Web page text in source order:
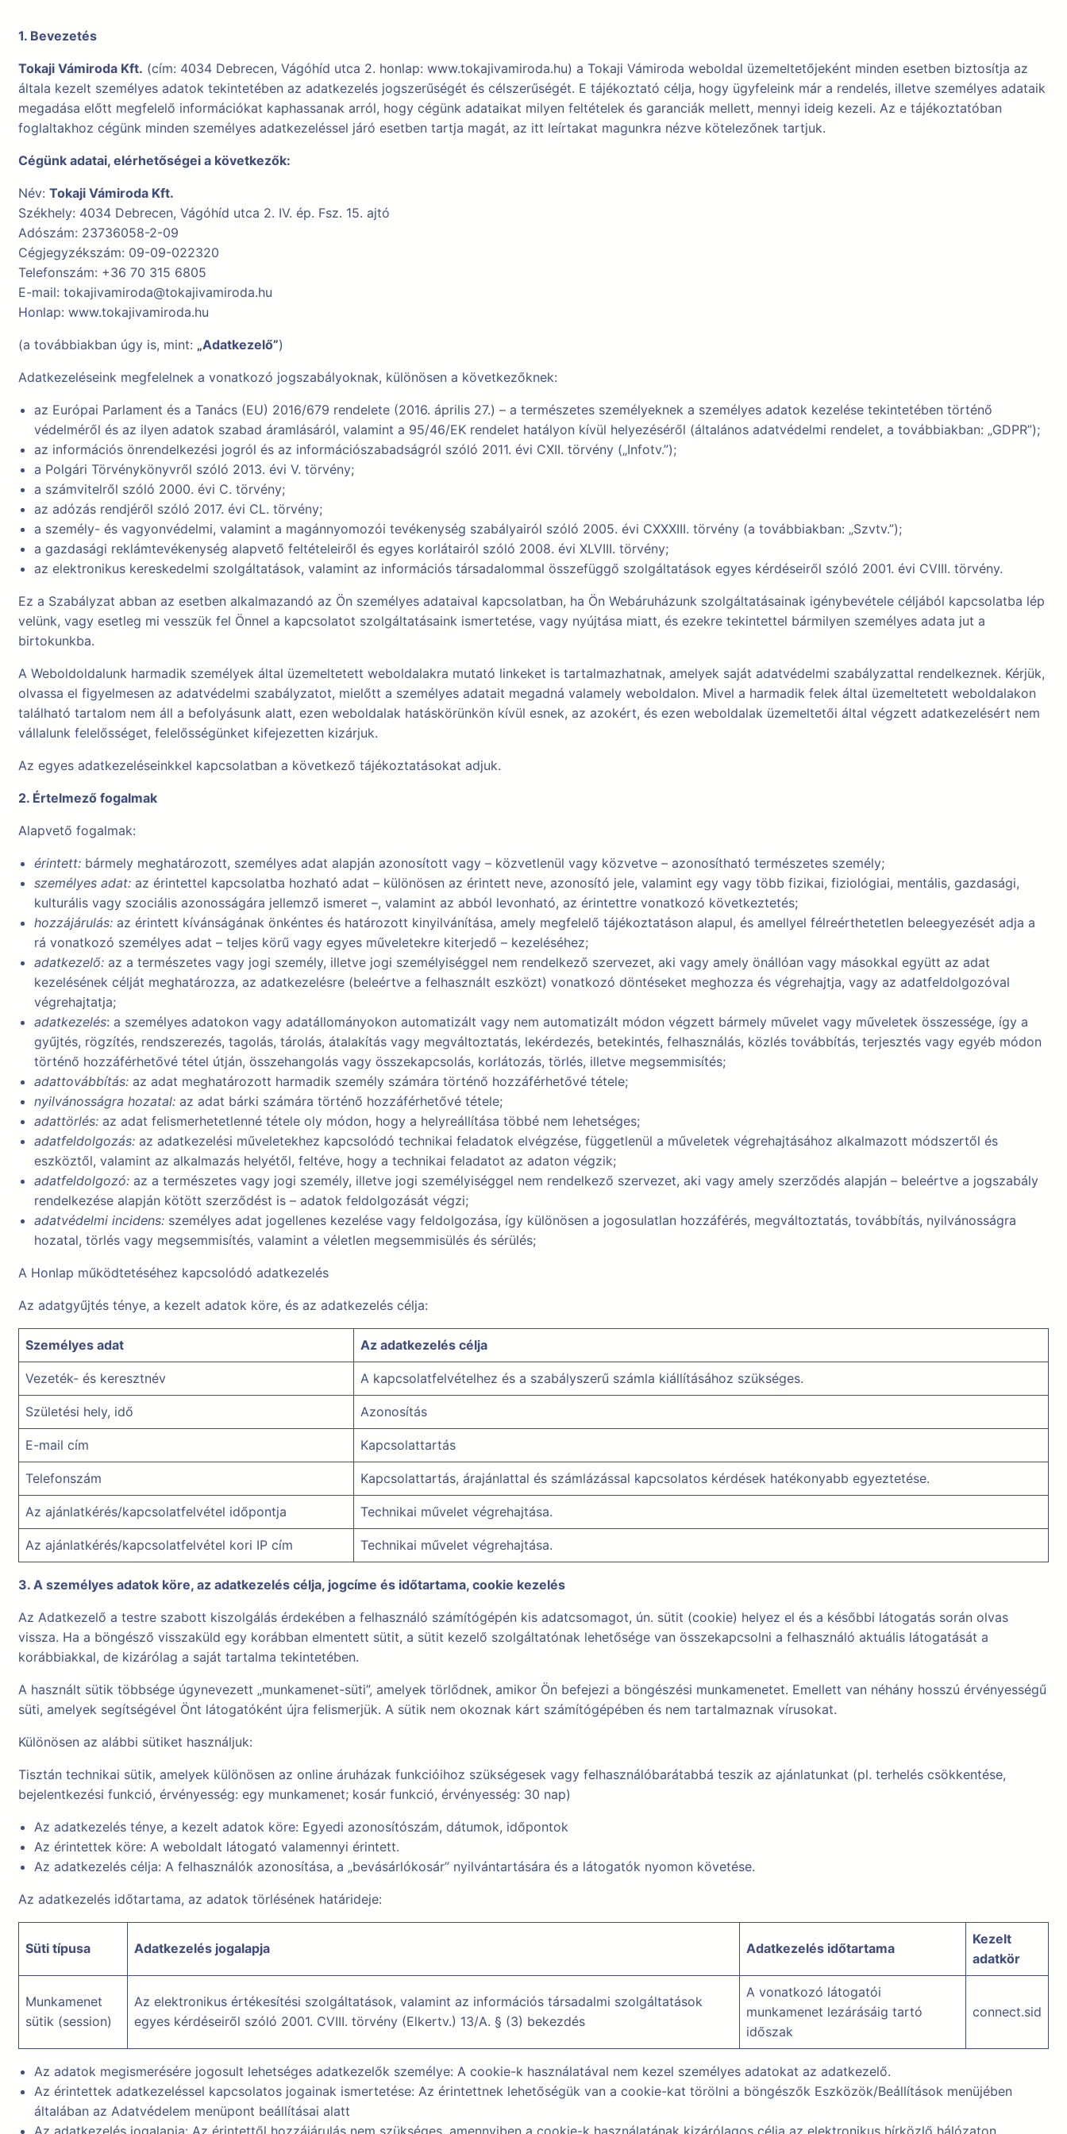
1. Bevezetés
Tokaji Vámiroda Kft. (cím: 4034 Debrecen, Vágóhíd utca 2. honlap: www.tokajivamiroda.hu) a Tokaji Vámiroda weboldal üzemeltetőjeként minden esetben biztosítja az
általa kezelt személyes adatok tekintetében az adatkezelés jogszerűségét és célszerűségét. E tájékoztató célja, hogy ügyfeleink már a rendelés, illetve személyes adataik
megadása előtt megfelelő információkat kaphassanak arról, hogy cégünk adataikat milyen feltételek és garanciák mellett, mennyi ideig kezeli. Az e tájékoztatóban
foglaltakhoz cégünk minden személyes adatkezeléssel járó esetben tartja magát, az itt leírtakat magunkra nézve kötelezőnek tartjuk.
Cégünk adatai, elérhetőségei a következők:
Név: Tokaji Vámiroda Kft.
Székhely: 4034 Debrecen, Vágóhíd utca 2. IV. ép. Fsz. 15. ajtó
Adószám: 23736058-2-09
Cégjegyzékszám: 09-09-022320
Telefonszám: +36 70 315 6805
E-mail: tokajivamiroda@tokajivamiroda.hu
Honlap: www.tokajivamiroda.hu
(a továbbiakban úgy is, mint: „Adatkezelő”)
Adatkezeléseink megfelelnek a vonatkozó jogszabályoknak, különösen a következőknek:
az Európai Parlament és a Tanács (EU) 2016/679 rendelete (2016. április 27.) – a természetes személyeknek a személyes adatok kezelése tekintetében történő
védelméről és az ilyen adatok szabad áramlásáról, valamint a 95/46/EK rendelet hatályon kívül helyezéséről (általános adatvédelmi rendelet, a továbbiakban: „GDPR”);
az információs önrendelkezési jogról és az információszabadságról szóló 2011. évi CXII. törvény („Infotv.”);
a Polgári Törvénykönyvről szóló 2013. évi V. törvény;
a számvitelről szóló 2000. évi C. törvény;
az adózás rendjéről szóló 2017. évi CL. törvény;
a személy- és vagyonvédelmi, valamint a magánnyomozói tevékenység szabályairól szóló 2005. évi CXXXIII. törvény (a továbbiakban: „Szvtv.”);
a gazdasági reklámtevékenység alapvető feltételeiről és egyes korlátairól szóló 2008. évi XLVIII. törvény;
az elektronikus kereskedelmi szolgáltatások, valamint az információs társadalommal összefüggő szolgáltatások egyes kérdéseiről szóló 2001. évi CVIII. törvény.
Ez a Szabályzat abban az esetben alkalmazandó az Ön személyes adataival kapcsolatban, ha Ön Webáruházunk szolgáltatásainak igénybevétele céljából kapcsolatba lép
velünk, vagy esetleg mi vesszük fel Önnel a kapcsolatot szolgáltatásaink ismertetése, vagy nyújtása miatt, és ezekre tekintettel bármilyen személyes adata jut a
birtokunkba.
A Weboldoldalunk harmadik személyek által üzemeltetett weboldalakra mutató linkeket is tartalmazhatnak, amelyek saját adatvédelmi szabályzattal rendelkeznek. Kérjük,
olvassa el figyelmesen az adatvédelmi szabályzatot, mielőtt a személyes adatait megadná valamely weboldalon. Mivel a harmadik felek által üzemeltetett weboldalakon
található tartalom nem áll a befolyásunk alatt, ezen weboldalak hatáskörünkön kívül esnek, az azokért, és ezen weboldalak üzemeltetői által végzett adatkezelésért nem
vállalunk felelősséget, felelősségünket kifejezetten kizárjuk.
Az egyes adatkezeléseinkkel kapcsolatban a következő tájékoztatásokat adjuk.
2. Értelmező fogalmak
Alapvető fogalmak:
érintett: bármely meghatározott, személyes adat alapján azonosított vagy – közvetlenül vagy közvetve – azonosítható természetes személy;
személyes adat: az érintettel kapcsolatba hozható adat – különösen az érintett neve, azonosító jele, valamint egy vagy több fizikai, fiziológiai, mentális, gazdasági,
kulturális vagy szociális azonosságára jellemző ismeret –, valamint az abból levonható, az érintettre vonatkozó következtetés;
hozzájárulás: az érintett kívánságának önkéntes és határozott kinyilvánítása, amely megfelelő tájékoztatáson alapul, és amellyel félreérthetetlen beleegyezését adja a
rá vonatkozó személyes adat – teljes körű vagy egyes műveletekre kiterjedő – kezeléséhez;
adatkezelő: az a természetes vagy jogi személy, illetve jogi személyiséggel nem rendelkező szervezet, aki vagy amely önállóan vagy másokkal együtt az adat
kezelésének célját meghatározza, az adatkezelésre (beleértve a felhasznált eszközt) vonatkozó döntéseket meghozza és végrehajtja, vagy az adatfeldolgozóval
végrehajtatja;
adatkezelés: a személyes adatokon vagy adatállományokon automatizált vagy nem automatizált módon végzett bármely művelet vagy műveletek összessége, így a
gyűjtés, rögzítés, rendszerezés, tagolás, tárolás, átalakítás vagy megváltoztatás, lekérdezés, betekintés, felhasználás, közlés továbbítás, terjesztés vagy egyéb módon
történő hozzáférhetővé tétel útján, összehangolás vagy összekapcsolás, korlátozás, törlés, illetve megsemmisítés;
adattovábbítás: az adat meghatározott harmadik személy számára történő hozzáférhetővé tétele;
nyilvánosságra hozatal: az adat bárki számára történő hozzáférhetővé tétele;
adattörlés: az adat felismerhetetlenné tétele oly módon, hogy a helyreállítása többé nem lehetséges;
adatfeldolgozás: az adatkezelési műveletekhez kapcsolódó technikai feladatok elvégzése, függetlenül a műveletek végrehajtásához alkalmazott módszertől és
eszköztől, valamint az alkalmazás helyétől, feltéve, hogy a technikai feladatot az adaton végzik;
adatfeldolgozó: az a természetes vagy jogi személy, illetve jogi személyiséggel nem rendelkező szervezet, aki vagy amely szerződés alapján – beleértve a jogszabály
rendelkezése alapján kötött szerződést is – adatok feldolgozását végzi;
adatvédelmi incidens: személyes adat jogellenes kezelése vagy feldolgozása, így különösen a jogosulatlan hozzáférés, megváltoztatás, továbbítás, nyilvánosságra
hozatal, törlés vagy megsemmisítés, valamint a véletlen megsemmisülés és sérülés;
A Honlap működtetéséhez kapcsolódó adatkezelés
Az adatgyűjtés ténye, a kezelt adatok köre, és az adatkezelés célja:
Személyes adat Az adatkezelés célja
Vezeték- és keresztnév A kapcsolatfelvételhez és a szabályszerű számla kiállításához szükséges.
Születési hely, idő Azonosítás
E-mail cím Kapcsolattartás
Telefonszám Kapcsolattartás, árajánlattal és számlázással kapcsolatos kérdések hatékonyabb egyeztetése.
Az ajánlatkérés/kapcsolatfelvétel időpontja Technikai művelet végrehajtása.
Az ajánlatkérés/kapcsolatfelvétel kori IP cím Technikai művelet végrehajtása.
3. A személyes adatok köre, az adatkezelés célja, jogcíme és időtartama, cookie kezelés
Az Adatkezelő a testre szabott kiszolgálás érdekében a felhasználó számítógépén kis adatcsomagot, ún. sütit (cookie) helyez el és a későbbi látogatás során olvas
vissza. Ha a böngésző visszaküld egy korábban elmentett sütit, a sütit kezelő szolgáltatónak lehetősége van összekapcsolni a felhasználó aktuális látogatását a
korábbiakkal, de kizárólag a saját tartalma tekintetében.
A használt sütik többsége úgynevezett „munkamenet-süti”, amelyek törlődnek, amikor Ön befejezi a böngészési munkamenetet. Emellett van néhány hosszú érvényességű
süti, amelyek segítségével Önt látogatóként újra felismerjük. A sütik nem okoznak kárt számítógépében és nem tartalmaznak vírusokat.
Különösen az alábbi sütiket használjuk:
Tisztán technikai sütik, amelyek különösen az online áruházak funkcióihoz szükségesek vagy felhasználóbarátabbá teszik az ajánlatunkat (pl. terhelés csökkentése,
bejelentkezési funkció, érvényesség: egy munkamenet; kosár funkció, érvényesség: 30 nap)
Az adatkezelés ténye, a kezelt adatok köre: Egyedi azonosítószám, dátumok, időpontok
Az érintettek köre: A weboldalt látogató valamennyi érintett.
Az adatkezelés célja: A felhasználók azonosítása, a „bevásárlókosár” nyilvántartására és a látogatók nyomon követése.
Az adatkezelés időtartama, az adatok törlésének határideje:
Süti típusa Adatkezelés jogalapja Adatkezelés időtartama
Kezelt
adatkör
Munkamenet
sütik (session)
Az elektronikus értékesítési szolgáltatások, valamint az információs társadalmi szolgáltatások
egyes kérdéseiről szóló 2001. CVIII. törvény (Elkertv.) 13/A. § (3) bekezdés
A vonatkozó látogatói
munkamenet lezárásáig tartó
időszak
connect.sid
Az adatok megismerésére jogosult lehetséges adatkezelők személye: A cookie-k használatával nem kezel személyes adatokat az adatkezelő.
Az érintettek adatkezeléssel kapcsolatos jogainak ismertetése: Az érintettnek lehetőségük van a cookie-kat törölni a böngészők Eszközök/Beállítások menüjében
általában az Adatvédelem menüpont beállításai alatt
Az adatkezelés jogalapja: Az érintettől hozzájárulás nem szükséges, amennyiben a cookie-k használatának kizárólagos célja az elektronikus hírközlő hálózaton